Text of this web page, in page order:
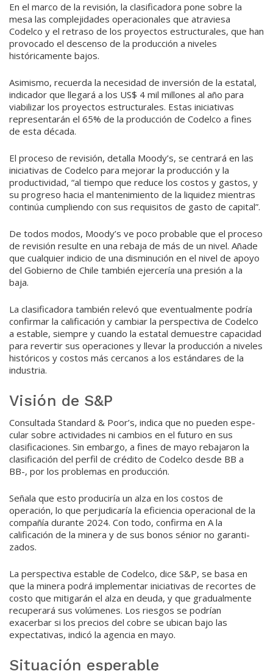
En el marco de la revisión, la clasificadora pone sobre la
mesa las complejidades operacionales que atraviesa
Codelco y el retra­so de los proyectos estructura­les, que han
provocado el des­censo de la producción a niveles
históricamente bajos.
Asimismo, recuerda la necesi­dad de inversión de la estatal,
in­dicador que llegará a los US$ 4 mil millones al año para
viabilizar los proyectos estructurales. Estas iniciativas
representarán el 65% de la producción de Co­delco a fines
de esta década.
El proceso de revisión, detalla Moody’s, se centrará en las
ini­ciativas de Codelco para mejorar la producción y la
productivi­dad, “al tiempo que reduce los costos y gastos, y
su progreso hacia el mantenimiento de la li­quidez mientras
continúa cum­pliendo con sus requisitos de gasto de capital”.
De todos modos, Moody’s ve poco probable que el proceso
de revisión resulte en una rebaja de más de un nivel. Añade
que cualquier indicio de una dismi­nución en el nivel de apoyo
del Gobierno de Chile también ejer­cería una presión a la
baja.
La clasificadora también rele­vó que eventualmente podría
confirmar la calificación y cam­biar la perspectiva de Codelco
a estable, siempre y cuando la es­tatal demuestre capacidad
para revertir sus operaciones y llevar la producción a niveles
históri­cos y costos más cercanos a los estándares de la
industria.
Visión de S&P
Consultada Standard & Po­or’s, indica que no pueden espe­
cular sobre actividades ni cam­bios en el futuro en sus
clasificaciones. Sin embargo, a fines de mayo rebajaron la
clasificación del perfil de crédito de Codelco desde BB a
BB-, por los proble­mas en producción.
Señala que esto produciría un alza en los costos de
operación, lo que perjudicaría la eficiencia operacional de la
compañía du­rante 2024. Con todo, confirma en A la
calificación de la minera y de sus bonos sénior no garanti­
zados.
La perspectiva estable de Co­delco, dice S&P, se basa en
que la minera podrá implementar ini­ciativas de recortes de
costo que mitigarán el alza en deuda, y que gradualmente
recuperará sus volúmenes. Los riesgos se po­drían
exacerbar si los precios del cobre se ubican bajo las
expecta­tivas, indicó la agencia en mayo.
Situación esperable